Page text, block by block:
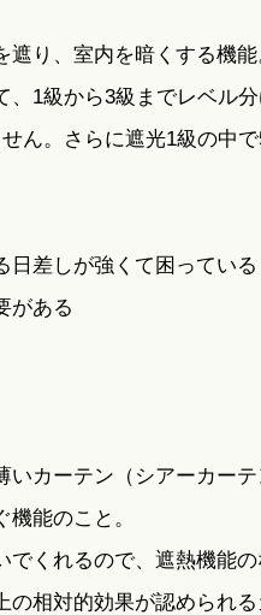
遮り、室内を暗くする機
、1級から3級までレベル
ん。さらに遮光1級の中
日差しが強くて困っている
がある
いカーテン（シアーカー
能のこと。
でくれるので、遮熱機能
の相対的効果が認められ